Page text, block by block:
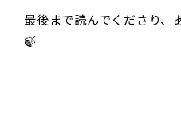
最後まで読んでくださり、
🍃